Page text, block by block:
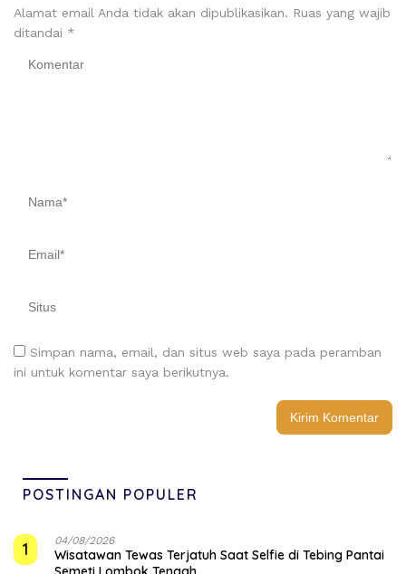
Alamat email Anda tidak akan dipublikasikan. Ruas yang wajib
ditandai *
Simpan nama, email, dan situs web saya pada peramban
ini untuk komentar saya berikutnya.
POSTINGAN POPULER
1 04/08/2026
Wisatawan Tewas Terjatuh Saat Selfie di Tebing Pantai